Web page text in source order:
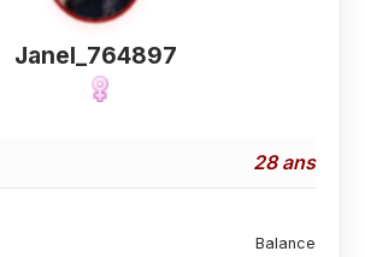
Janel_764897
28 ans
Balance